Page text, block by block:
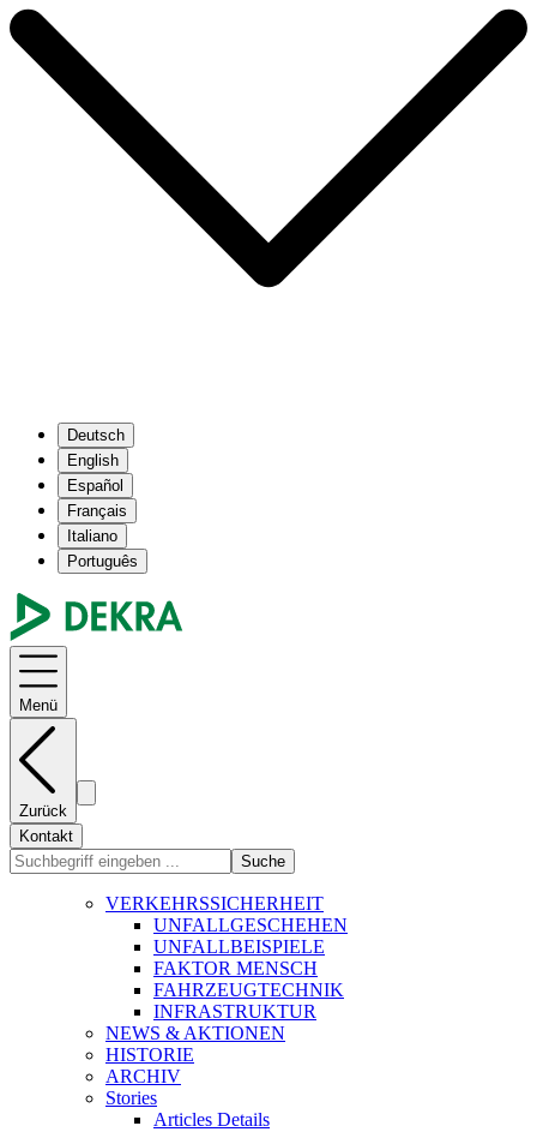
Deutsch
English
Español
Français
Italiano
Português
Menü
Zurück
Kontakt
Suche
VERKEHRSSICHERHEIT
UNFALLGESCHEHEN
UNFALLBEISPIELE
FAKTOR MENSCH
FAHRZEUGTECHNIK
INFRASTRUKTUR
NEWS & AKTIONEN
HISTORIE
ARCHIV
Stories
Articles Details